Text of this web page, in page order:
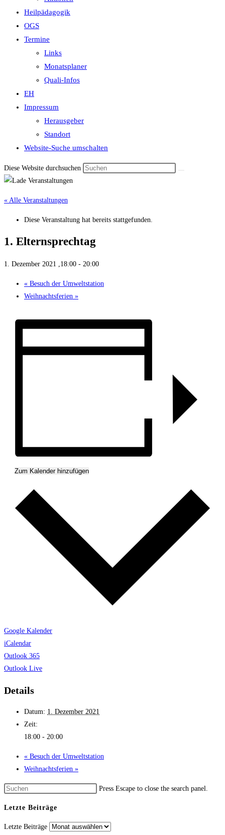
Heilpädagogik
OGS
Termine
Links
Monatsplaner
Quali-Infos
EH
Impressum
Herausgeber
Standort
Website-Suche umschalten
Diese Website durchsuchen
« Alle Veranstaltungen
Diese Veranstaltung hat bereits stattgefunden.
1. Eltern­sprech­tag
1. Dezember 2021 ,18:00 - 20:00
« Besuch der Umwelt­station
Weih­nachts­ferien »
Zum Kalender hinzufügen
Google Kalender
iCalendar
Outlook 365
Outlook Live
Details
Datum: 1. Dezember 2021
Zeit:
18:00 - 20:00
« Besuch der Umwelt­station
Weih­nachts­ferien »
Press Escape to close the search panel.
Letzte Beiträge
Letzte Beiträge